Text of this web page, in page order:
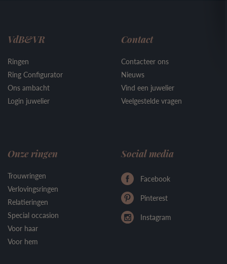
VdB&VR
Ringen
Ring Configurator
Ons ambacht
Login juwelier
Contact
Contacteer ons
Nieuws
Vind een juwelier
Veelgestelde vragen
Onze ringen
Trouwringen
Verlovingsringen
Relatieringen
Special occasion
Voor haar
Voor hem
Social media
Facebook
Pinterest
Instagram